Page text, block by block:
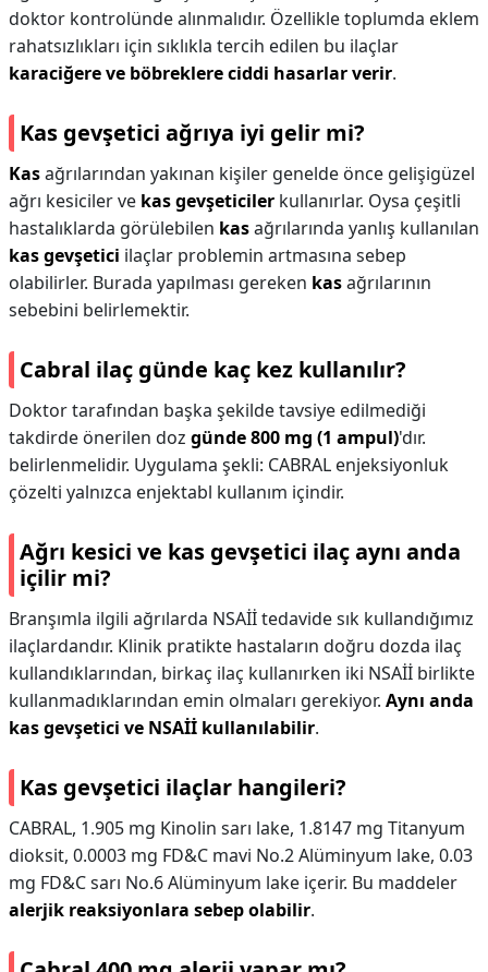
doktor kontrolünde alınmalıdır. Özellikle toplumda eklem
rahatsızlıkları için sıklıkla tercih edilen bu ilaçlar
karaciğere ve böbreklere ciddi hasarlar verir.
Kas gevşetici ağrıya iyi gelir mi?
Kasağrılarından yakınan kişiler genelde önce gelişigüzel
ağrı kesiciler ve kas gevşeticiler kullanırlar. Oysa çeşitli
hastalıklarda görülebilen kasağrılarında yanlış kullanılan
kas gevşetici ilaçlar problemin artmasına sebep
olabilirler. Burada yapılması gereken kasağrılarının
sebebini belirlemektir.
Cabral ilaç günde kaç kez kullanılır?
Doktor tarafından başka şekilde tavsiye edilmediği
takdirde önerilen doz günde 800 mg (1 ampul)'dır.
belirlenmelidir. Uygulama şekli: CABRAL enjeksiyonluk
çözelti yalnızca enjektabl kullanım içindir.
Ağrı kesici ve kas gevşetici ilaç aynı anda
içilir mi?
Branşımla ilgili ağrılarda NSAİİ tedavide sık kullandığımız
ilaçlardandır. Klinik pratikte hastaların doğru dozda ilaç
kullandıklarından, birkaç ilaç kullanırken iki NSAİİ birlikte
kullanmadıklarından emin olmaları gerekiyor. Aynı anda
kas gevşetici ve NSAİİ kullanılabilir.
Kas gevşetici ilaçlar hangileri?
CABRAL, 1.905 mg Kinolin sarı lake, 1.8147 mg Titanyum
dioksit, 0.0003 mg FD&C mavi No.2 Alüminyum lake, 0.03
mg FD&C sarı No.6 Alüminyum lake içerir. Bu maddeler
alerjik reaksiyonlara sebep olabilir.